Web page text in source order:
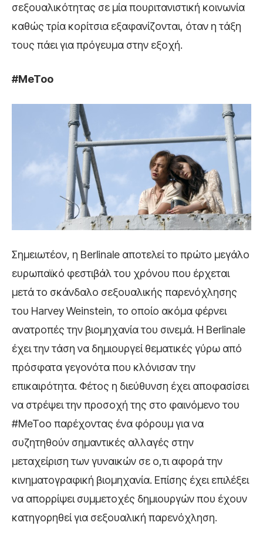
σεξουαλικότητας σε μία πουριτανιστική κοινωνία
καθώς τρία κορίτσια εξαφανίζονται, όταν η τάξη
τους πάει για πρόγευμα στην εξοχή.
#MeToo
Σημειωτέον, η Berlinale αποτελεί το πρώτο μεγάλο
ευρωπαϊκό φεστιβάλ του χρόνου που έρχεται
μετά το σκάνδαλο σεξουαλικής παρενόχλησης
του Harvey Weinstein, το οποίο ακόμα φέρνει
ανατροπές την βιομηχανία του σινεμά. H Berlinale
έχει την τάση να δημιουργεί θεματικές γύρω από
πρόσφατα γεγονότα που κλόνισαν την
επικαιρότητα. Φέτος η διεύθυνση έχει αποφασίσει
να στρέψει την προσοχή της στο φαινόμενο του
#MeToo παρέχοντας ένα φόρουμ για να
συζητηθούν σημαντικές αλλαγές στην
μεταχείριση των γυναικών σε ο,τι αφορά την
κινηματογραφική βιομηχανία. Επίσης έχει επιλέξει
να απορρίψει συμμετοχές δημιουργών που έχουν
κατηγορηθεί για σεξουαλική παρενόχληση.